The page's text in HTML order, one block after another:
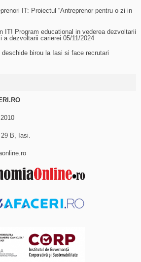
IT: Proiectul “Antreprenor pentru o zi in
IT! Program educational in vederea dezvoltarii
a dezvoltarii carierei 05/11/2024
birou la Iasi si face recrutari
B, Iasi.